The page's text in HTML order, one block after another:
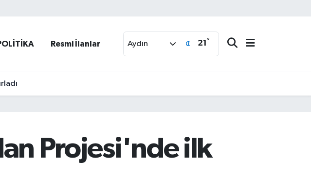
Resmi İlanlar Aydın 21 °
Projesi'nde ilk